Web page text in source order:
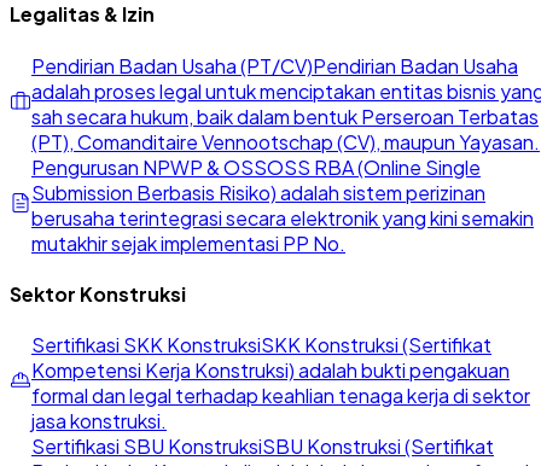
Legalitas & Izin
Pendirian Badan Usaha (PT/CV)Pendirian Badan Usaha
adalah proses legal untuk menciptakan entitas bisnis
sah secara hukum, baik dalam bentuk Perseroan Terbatas
(PT), Comanditaire Vennootschap (CV), maupun Yayasan.
Pengurusan NPWP & OSSOSS RBA (Online Single
Submission Berbasis Risiko) adalah sistem perizinan
berusaha terintegrasi secara elektronik yang kini semakin
mutakhir sejak implementasi PP No.
Sektor Konstruksi
Sertifikasi SKK KonstruksiSKK Konstruksi (Sertifikat
Kompetensi Kerja Konstruksi) adalah bukti pengakuan
formal dan legal terhadap keahlian tenaga kerja di sektor
jasa konstruksi.
Sertifikasi SBU KonstruksiSBU Konstruksi (Sertifikat